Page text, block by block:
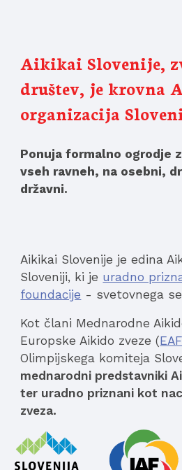
Aikikai Slovenije,
društev, je krovna
organizacija
Ponuja formalno ogrodje
vseh ravneh, na osebni,
državni.
Aikikai Slovenije je edina
Sloveniji, ki je uradno
foundacije - svetovnega
Kot člani Mednarodne
Europske Aikido zveze (EAF
Olimpijskega komiteja
mednarodni predstavniki
ter uradno priznani kot
zveza.